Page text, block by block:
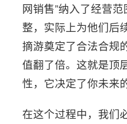
网销售”纳入了经营
整，实际上为他们后
摘游奠定了合法合规
值翻了倍。这就是顶
性，它决定了你未来
在这个过程中，我们